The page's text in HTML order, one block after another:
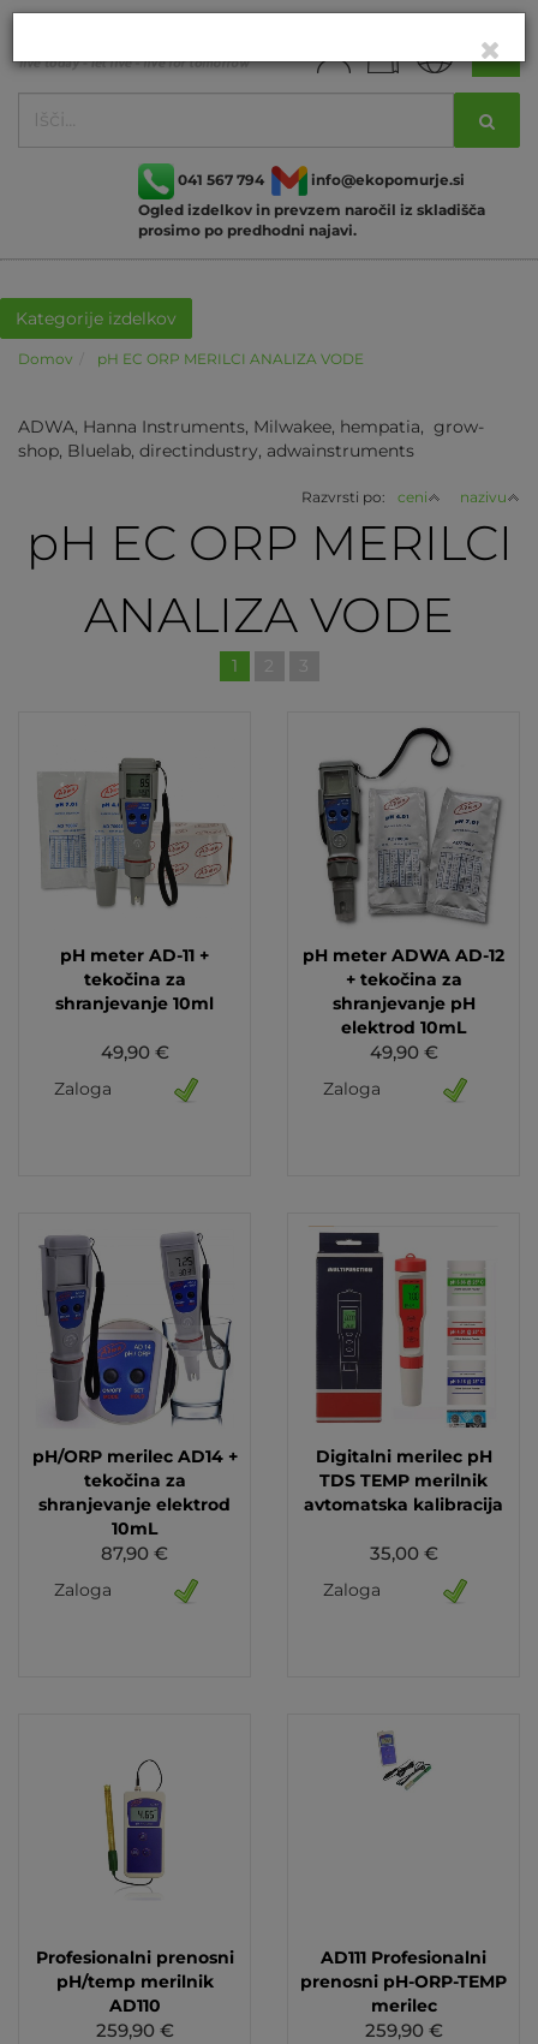
041 567 794
info@ekopomurje.si
Ogled izdelkov in prevzem naročil iz skladišča
prosimo po predhodni najavi.
Kategorije izdelkov
Domov pH EC ORP MERILCI ANALIZA VODE
ADWA, Hanna Instruments, Milwakee, hempatia, grow-
shop, Bluelab, directindustry, adwainstruments
Razvrsti po: ceni nazivu
pH EC ORP MERILCI
ANALIZA VODE
1 2 3
pH meter AD-11 +
tekočina za
shranjevanje 10ml
49,90 €
Zaloga
pH meter ADWA AD-12
+ tekočina za
shranjevanje pH
elektrod 10mL
49,90 €
Zaloga
pH/ORP merilec AD14 +
tekočina za
shranjevanje elektrod
10mL
87,90 €
Zaloga
Digitalni merilec pH
TDS TEMP merilnik
avtomatska kalibracija
35,00 €
Zaloga
Profesionalni prenosni
pH/temp merilnik
AD110
259,90 €
AD111 Profesionalni
prenosni pH-ORP-TEMP
merilec
259,90 €